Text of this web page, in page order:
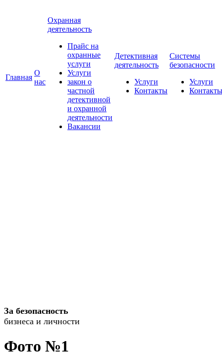
Главная
О
нас
Охранная
деятельность
Прайс на
охранные
услуги
Услуги
закон о
частной
детективной
и охранной
деятельности
Вакансии
Детективная
деятельность
Услуги
Контакты
Системы
безопасности
Услуги
Контакты
За безопасность
бизнеса и личности
Фото №1